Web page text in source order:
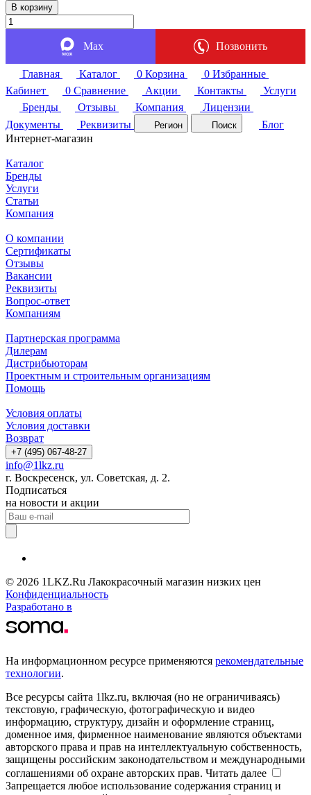
В корзину
Max Позвонить
Главная Каталог 0 Корзина 0 Избранные
Кабинет
0 Сравнение Акции Контакты
Услуги
Бренды
Отзывы Компания
Лицензии
Документы
Реквизиты Регион Поиск
Блог
Интернет-магазин
Каталог
Бренды
Услуги
Статьи
Компания
О компании
Сертификаты
Отзывы
Вакансии
Реквизиты
Вопрос-ответ
Компаниям
Партнерская программа
Дилерам
Дистрибьюторам
Проектным и строительным организациям
Помощь
Условия оплаты
Условия доставки
Возврат
+7 (495) 067-48-27
info@1lkz.ru
г. Воскресенск, ул. Советская, д. 2.
Подписаться
на новости и акции
© 2026 1LKZ.Ru Лакокрасочный магазин низких цен
Конфиденциальность
Разработано в
На информационном ресурсе применяются рекомендательные
технологии.
Все ресурсы сайта 1lkz.ru, включая (но не ограничиваясь)
текстовую, графическую, фотографическую и видео
информацию, структуру, дизайн и оформление страниц,
доменное имя, фирменное наименование являются объектами
авторского права и прав на интеллектуальную собственность,
защищены российским законодательством и международными
соглашениями об охране авторских прав. Читать далее
Запрещается любое использование содержания страниц и